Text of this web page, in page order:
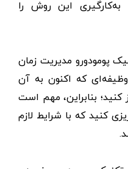
به‌کار‌گیری این روش را
پومودورو مدیریت زمان
وظیفه‌ای که اکنون به آن
بنابراین، مهم است
کنید که با شرایط لازم